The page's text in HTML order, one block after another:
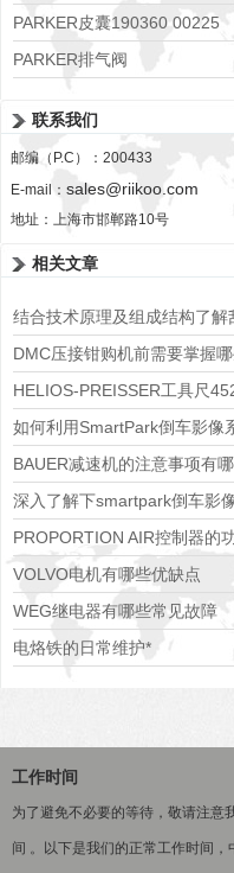
PARKER皮囊190360 00225
PARKER排气阀
联系我们
邮编（P.C）：200433
E-mail： sales@riikoo.com
地址：上海市邯郸路10号
相关文章
结合技术原理及组成结构了解
器
DMC压接钳购机前需要掌握
巧
HELIOS-PREISSER工具尺
如何利用SmartPark倒车影像
提高驾驶安全性？
BAUER减速机的注意事项有
深入了解下smartpark倒车影
运行原理
PROPORTION AIR控制器的
特点
VOLVO电机有哪些优缺点
WEG继电器有哪些常见故障
电烙铁的日常维护*
工作时间
为了避免不必要的等待，敬请注意
间 。以下是我们的正常工作时间，